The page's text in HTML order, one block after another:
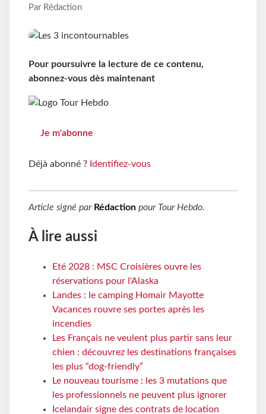
Par Rédaction
Pour poursuivre la lecture de ce contenu,
abonnez-vous dès maintenant
Je m'abonne
Déjà abonné ? Identifiez-vous
Article signé par Rédaction pour Tour Hebdo.
À lire aussi
Eté 2028 : MSC Croisières ouvre les
réservations pour l'Alaska
Landes : le camping Homair Mayotte
Vacances rouvre ses portes après les
incendies
Les Français ne veulent plus partir sans leur
chien : découvrez les destinations françaises
les plus “dog-friendly”
Le nouveau tourisme : les 3 mutations que
les professionnels ne peuvent plus ignorer
Icelandair signe des contrats de location